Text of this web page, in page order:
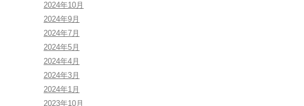
2024年10月
2024年9月
2024年7月
2024年5月
2024年4月
2024年3月
2024年1月
2023年10月